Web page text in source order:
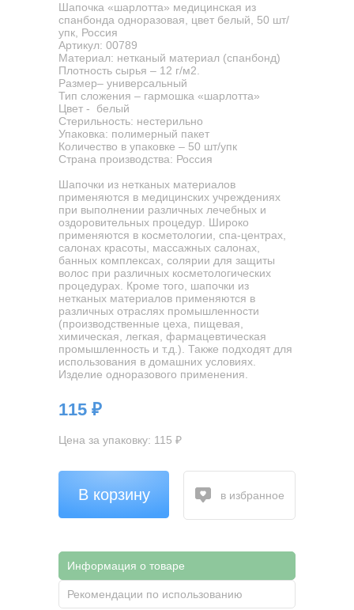
Шапочка «шарлотта» медицинская из
спанбонда одноразовая, цвет белый, 50 шт/
упк, Россия
Артикул: 00789
Материал: нетканый материал (спанбонд)
Плотность сырья – 12 г/м2.
Размер– универсальный
Тип сложения – гармошка «шарлотта»
Цвет - белый
Стерильность: нестерильно
Упаковка: полимерный пакет
Количество в упаковке – 50 шт/упк
Страна производства: Россия
Шапочки из нетканых материалов
применяются в медицинских учреждениях
при выполнении различных лечебных и
оздоровительных процедур. Широко
применяются в косметологии, спа-центрах,
салонах красоты, массажных салонах,
банных комплексах, солярии для защиты
волос при различных косметологических
процедурах. Кроме того, шапочки из
нетканых материалов применяются в
различных отраслях промышленности
(производственные цеха, пищевая,
химическая, легкая, фармацевтическая
промышленность и т.д.). Также подходят для
использования в домашних условиях.
Изделие одноразового применения.
115 ₽
Цена за упаковку: 115 ₽
В корзину в избранное
Информация о товаре
Рекомендации по использованию